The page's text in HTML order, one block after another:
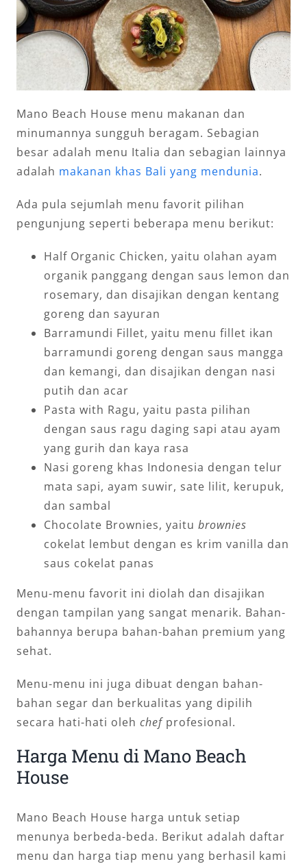
Mano Beach House menu makanan dan
minumannya sungguh beragam. Sebagian
besar adalah menu Italia dan sebagian lainnya
adalah makanan khas Bali yang mendunia.
Ada pula sejumlah menu favorit pilihan
pengunjung seperti beberapa menu berikut:
Half Organic Chicken, yaitu olahan ayam
organik panggang dengan saus lemon dan
rosemary, dan disajikan dengan kentang
goreng dan sayuran
Barramundi Fillet, yaitu menu fillet ikan
barramundi goreng dengan saus mangga
dan kemangi, dan disajikan dengan nasi
putih dan acar
Pasta with Ragu, yaitu pasta pilihan
dengan saus ragu daging sapi atau ayam
yang gurih dan kaya rasa
Nasi goreng khas Indonesia dengan telur
mata sapi, ayam suwir, sate lilit, kerupuk,
dan sambal
Chocolate Brownies, yaitu brownies
cokelat lembut dengan es krim vanilla dan
saus cokelat panas
Menu-menu favorit ini diolah dan disajikan
dengan tampilan yang sangat menarik. Bahan-
bahannya berupa bahan-bahan premium yang
sehat.
Menu-menu ini juga dibuat dengan bahan-
bahan segar dan berkualitas yang dipilih
secara hati-hati oleh chefprofesional.
Harga Menu di Mano Beach
House
Mano Beach House harga untuk setiap
menunya berbeda-beda. Berikut adalah daftar
menu dan harga tiap menu yang berhasil kami